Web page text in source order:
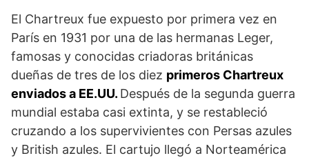
El Chartreux fue expuesto por primera vez en
París en 1931 por una de las hermanas Leger,
famosas y conocidas criadoras británicas
dueñas de tres de los diez primeros Chartreux
enviados a EE.UU. Después de la segunda guerra
mundial estaba casi extinta, y se restableció
cruzando a los supervivientes con Persas azules
y British azules. El cartujo llegó a Norteamérica